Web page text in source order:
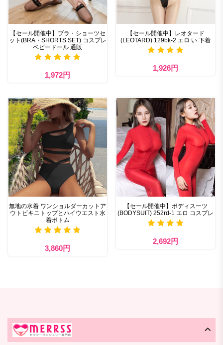
【セール開催中】ブラ・ショーツセ
ット(BRA・SHORTS SET) コスプレ
ベビードール 通販
1,972円
【セール開催中】レオタード
(LEOTARD) 129bk-2 エロ い 下着
1,926円
無地の水着 ワンショルダーカットア
ウトビキニトップとハイウエスト水
着ボトム
3,860円
【セール開催中】ボディスーツ
(BODYSUIT) 252rd-1 エロ コスプレ
2,692円